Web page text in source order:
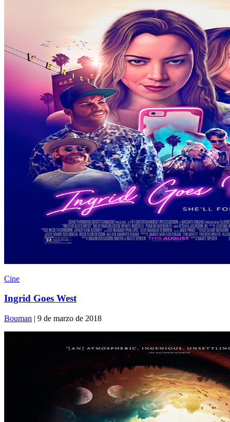
Cine
Ingrid Goes West
Bouman | 9 de marzo de 2018